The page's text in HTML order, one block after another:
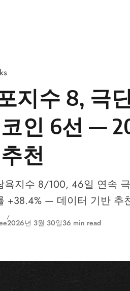
지수 8, 극
인 6선 —
천
욕지수 8/100, 46일 연속
+38.4% — 데이터 기반 추
2026년 3월 30일36 min read